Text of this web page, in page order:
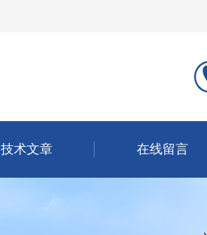
技术文章 在线留言